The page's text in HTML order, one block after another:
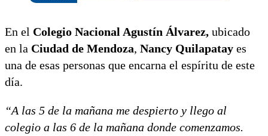
En el Colegio Nacional Agustín Álvarez, ubicado
en la Ciudad de Mendoza, Nancy Quilapatay es
una de esas personas que encarna el espíritu de este
día.
“A las 5 de la mañana me despierto y llego al
colegio a las 6 de la mañana donde comenzamos.